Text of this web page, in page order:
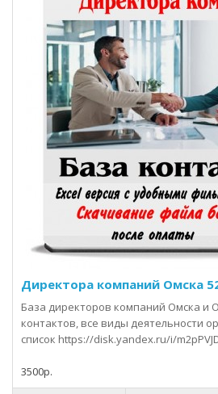
Директора компаний Омска
База директоров компаний Омска и
контактов, все виды деятельности
список https://disk.yandex.ru/i/
3500р.